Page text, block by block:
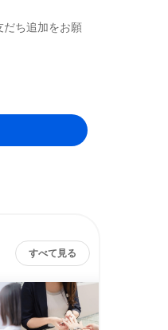
だち追加をお願
すべて見る